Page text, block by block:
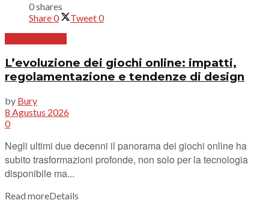
0 shares
Share0 Tweet0
L’evoluzione dei giochi online: impatti,
regolamentazione e tendenze di design
by Bury
8 Agustus 2026
0
Negli ultimi due decenni il panorama dei giochi online ha
subito trasformazioni profonde, non solo per la tecnologia
disponibile ma...
Read moreDetails